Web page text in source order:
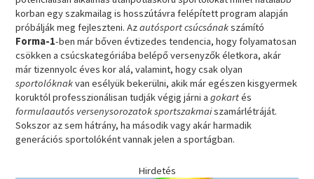
korban egy szakmailag is hosszútávra felépített program alapján
próbálják meg fejleszteni. Azautósport csúcsánakszámító
Forma-1-ben már bőven évtizedes tendencia, hogy folyamatosan
csökken a csúcskategóriába belépő versenyzők életkora, akár
már tizennyolc éves kor alá, valamint, hogy csak olyan
sportolóknakvan esélyük bekerülni, akik már egészen kisgyermek
koruktól professzionálisan tudják végig járni agokartés
formulaautós versenysorozatoksportszakmaiszamárlétráját.
Sokszor az sem hátrány, ha második vagy akár harmadik
generációs sportolóként vannak jelen a sportágban.
Hirdetés